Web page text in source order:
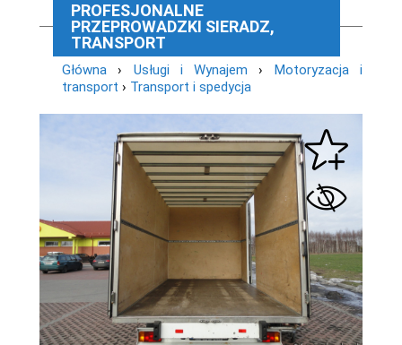
PROFESJONALNE
PRZEPROWADZKI SIERADZ,
TRANSPORT
Główna › Usługi i Wynajem › Motoryzacja i
transport › Transport i spedycja